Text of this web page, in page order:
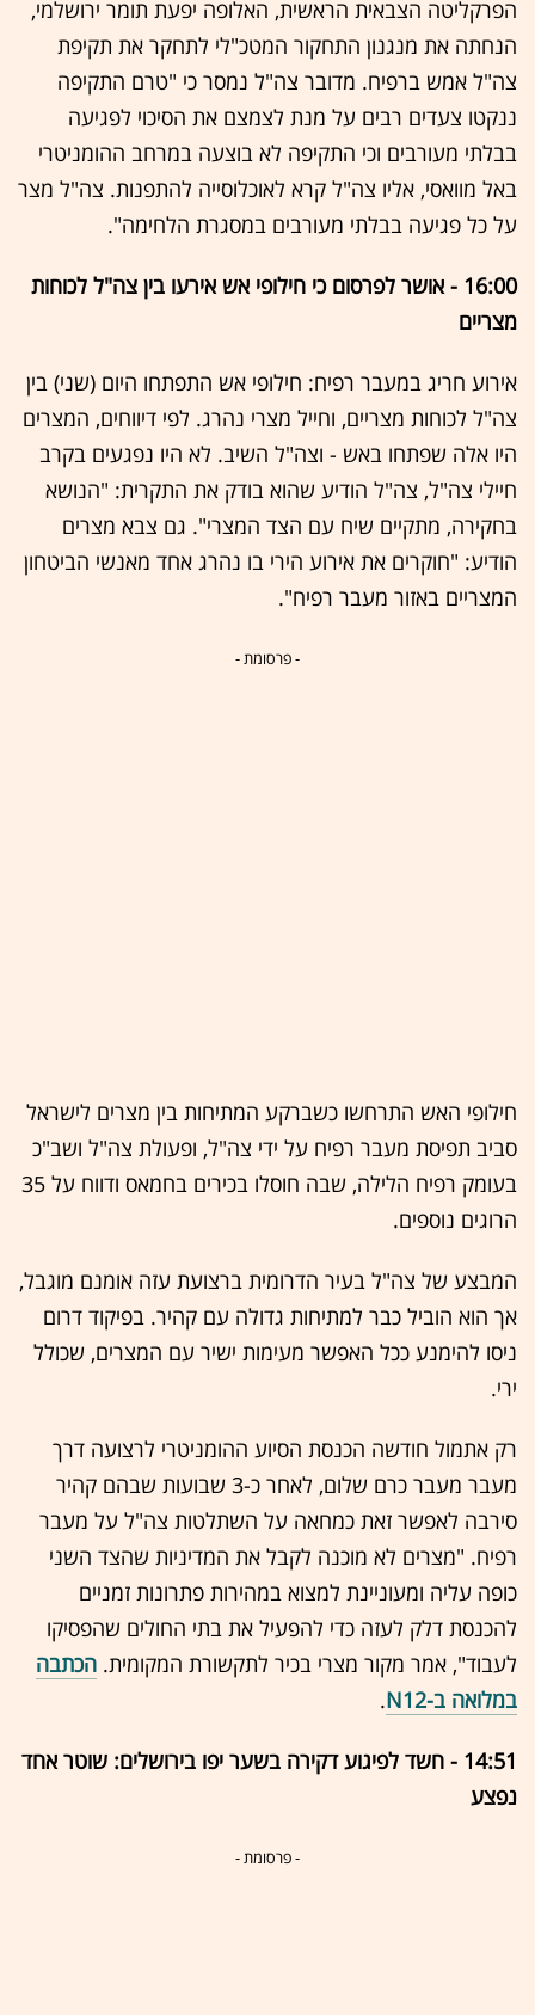
הפרקליטה הצבאית הראשית, האלופה יפעת תומר ירושלמי,
הנחתה את מנגנון התחקור המטכ"לי לתחקר את תקיפת
צה"ל אמש ברפיח. מדובר צה"ל נמסר כי "טרם התקיפה
ננקטו צעדים רבים על מנת לצמצם את הסיכוי לפגיעה
בבלתי מעורבים וכי התקיפה לא בוצעה במרחב ההומניטרי
באל מוואסי, אליו צה"ל קרא לאוכלוסייה להתפנות. צה"ל מצר
על כל פגיעה בבלתי מעורבים במסגרת הלחימה".
16:00 - אושר לפרסום כי חילופי אש אירעו בין צה"ל לכוחות
מצריים
אירוע חריג במעבר רפיח: חילופי אש התפתחו היום (שני) בין
צה"ל לכוחות מצריים, וחייל מצרי נהרג. לפי דיווחים, המצרים
היו אלה שפתחו באש - וצה"ל השיב. לא היו נפגעים בקרב
חיילי צה"ל, צה"ל הודיע שהוא בודק את התקרית: "הנושא
בחקירה, מתקיים שיח עם הצד המצרי". גם צבא מצרים
הודיע: "חוקרים את אירוע הירי בו נהרג אחד מאנשי הביטחון
המצריים באזור מעבר רפיח".
- פרסומת -
חילופי האש התרחשו כשברקע המתיחות בין מצרים לישראל
סביב תפיסת מעבר רפיח על ידי צה"ל, ופעולת צה"ל ושב"כ
בעומק רפיח הלילה, שבה חוסלו בכירים בחמאס ודווח על 35
הרוגים נוספים.
המבצע של צה"ל בעיר הדרומית ברצועת עזה אומנם מוגבל,
אך הוא הוביל כבר למתיחות גדולה עם קהיר. בפיקוד דרום
ניסו להימנע ככל האפשר מעימות ישיר עם המצרים, שכולל
ירי.
רק אתמול חודשה הכנסת הסיוע ההומניטרי לרצועה דרך
מעבר מעבר כרם שלום, לאחר כ-3 שבועות שבהם קהיר
סירבה לאפשר זאת כמחאה על השתלטות צה"ל על מעבר
רפיח. "מצרים לא מוכנה לקבל את המדיניות שהצד השני
כופה עליה ומעוניינת למצוא במהירות פתרונות זמניים
להכנסת דלק לעזה כדי להפעיל את בתי החולים שהפסיקו
לעבוד", אמר מקור מצרי בכיר לתקשורת המקומית. הכתבה
במלואה ב-N12
.
14:51 - חשד לפיגוע דקירה בשער יפו בירושלים: שוטר אחד
נפצע
- פרסומת -